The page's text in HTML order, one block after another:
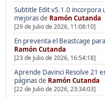
Subtitle Edit v5.1.0 incorpora
mejorasde Ramón Cutanda
[29 de Julio de 2026, 11:08:10]
En preventa el Beastcage
Ramón Cutanda
[23 de Julio de 2026, 16:54:18]
Aprende Davinci Resolve 21
páginasde Ramón Cutanda
[22 de Julio de 2026, 23:34:03]